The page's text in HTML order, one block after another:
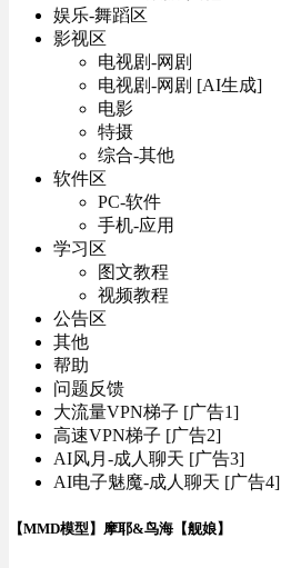
娱乐-舞蹈区
影视区
电视剧-网剧
电视剧-网剧 [AI生成]
电影
特摄
综合-其他
软件区
PC-软件
手机-应用
学习区
图文教程
视频教程
公告区
其他
帮助
问题反馈
大流量VPN梯子 [广告1]
高速VPN梯子 [广告2]
AI风月-成人聊天 [广告3]
AI电子魅魔-成人聊天 [广告4]
【MMD模型】摩耶&鸟海【舰娘】